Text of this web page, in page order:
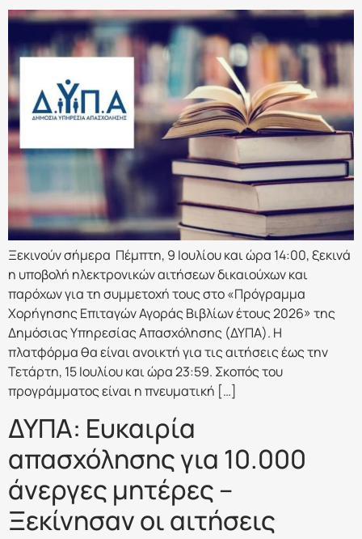
Ξεκινούν σήμερα Πέμπτη, 9 Ιουλίου και ώρα 14:00, ξεκινά
η υποβολή ηλεκτρονικών αιτήσεων δικαιούχων και
παρόχων για τη συμμετοχή τους στο «Πρόγραμμα
Χορήγησης Επιταγών Αγοράς Βιβλίων έτους 2026» της
Δημόσιας Υπηρεσίας Απασχόλησης (ΔΥΠΑ). Η
πλατφόρμα θα είναι ανοικτή για τις αιτήσεις έως την
Τετάρτη, 15 Ιουλίου και ώρα 23:59. Σκοπός του
προγράμματος είναι η πνευματική […]
ΔΥΠΑ: Ευκαιρία
απασχόλησης για 10.000
άνεργες μητέρες –
Ξεκίνησαν οι αιτήσεις